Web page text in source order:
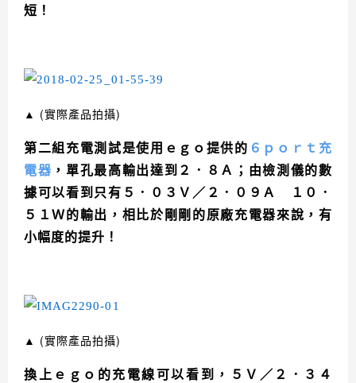
短！
▲ (實際產品拍攝)
第二組充電測試是使用ｅｇｏ提供的 ６ｐｏｒｔ充
電器 ，單孔最高輸出達到２．８Ａ；由檢測儀的數
據可以看到只有５．０３Ｖ／２．０９Ａ １０．
５１Ｗ的輸出，相比於剛剛的原廠充電器來說，有
小幅度的提升！
▲ (實際產品拍攝)
換上ｅｇｏ 的充電線可以看到，５Ｖ／２．３４